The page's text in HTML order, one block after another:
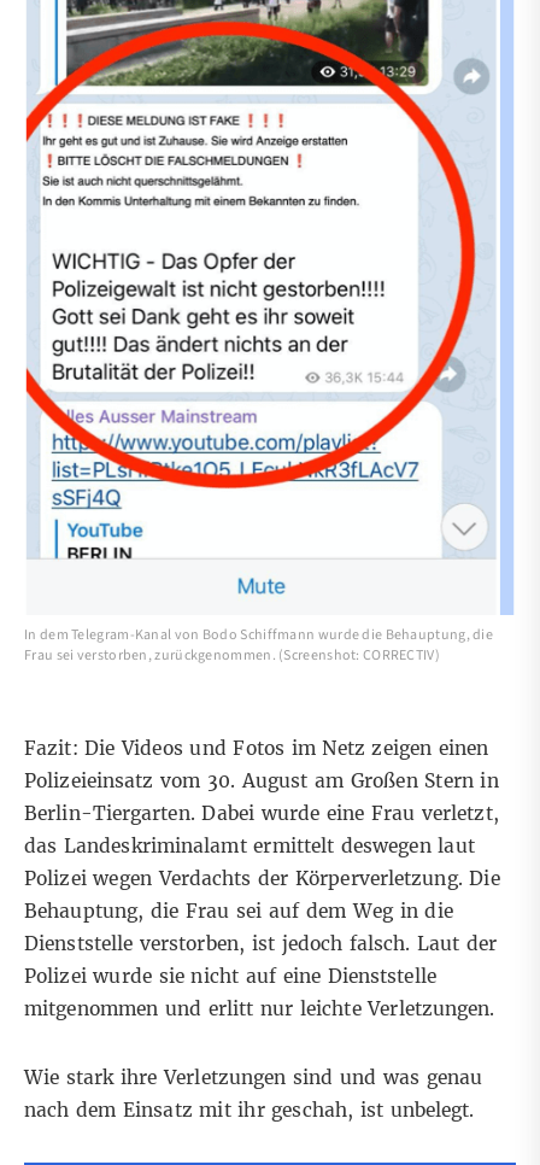
In dem Telegram-Kanal von Bodo Schiffmann wurde die Behauptung, die
Frau sei verstorben, zurückgenommen. (Screenshot: CORRECTIV)
Fazit: Die Videos und Fotos im Netz zeigen einen
Polizeieinsatz vom 30. August am Großen Stern in
Berlin-Tiergarten. Dabei wurde eine Frau verletzt,
das Landeskriminalamt ermittelt deswegen laut
Polizei wegen Verdachts der Körperverletzung. Die
Behauptung, die Frau sei auf dem Weg in die
Dienststelle verstorben, ist jedoch falsch. Laut der
Polizei wurde sie nicht auf eine Dienststelle
mitgenommen und erlitt nur leichte Verletzungen.
Wie stark ihre Verletzungen sind und was genau
nach dem Einsatz mit ihr geschah, ist unbelegt.